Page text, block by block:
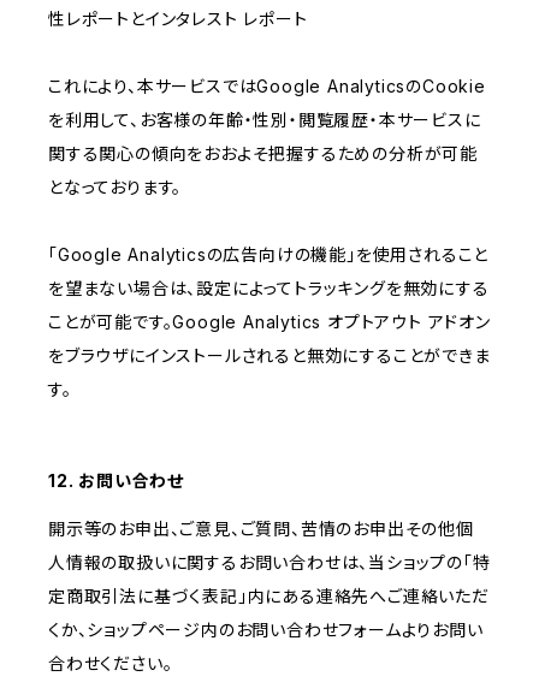
性レポートとインタレスト レポート
これにより、本サービスではGoogle AnalyticsのCookie
を利用して、お客様の年齢・性別・閲覧履歴・本サービスに
関する関心の傾向をおおよそ把握するための分析が可能
となっております。
「Google Analyticsの広告向けの機能」を使用されること
を望まない場合は、設定によってトラッキングを無効にする
ことが可能です。Google Analytics オプトアウト アドオン
をブラウザにインストールされると無効にすることができま
す。
12. お問い合わせ
開示等のお申出、ご意見、ご質問、苦情のお申出その他個
人情報の取扱いに関するお問い合わせは、当ショップの「特
定商取引法に基づく表記」内にある連絡先へご連絡いただ
くか、ショップページ内のお問い合わせフォームよりお問い
合わせください。